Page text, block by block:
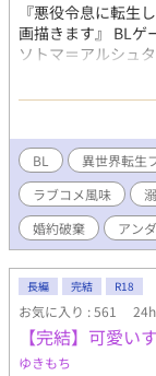
『悪役令息に転生
画描きます』 BLゲ
ソトマ＝アルシュ
打った拍子に、彼
うことを。 イソト
ルシアンとリリー
た。婚約破棄の断
そんな彼の推し活
愛でるため、イソ
しがれながらも、
満喫中。推しキャ
良くなれて、楽し
の！ オタク令息が
らせちゃう、推し
者の自作です。本
BL 異世界転生
ラブコメ風味
婚約破棄
アン
長編 完結 R18
お気に入り : 561
【完結】可愛い
ゆきもち